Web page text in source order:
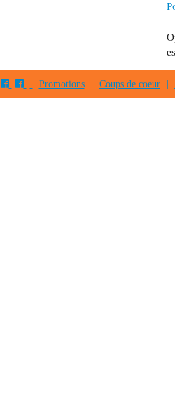
Promotions | Coups de coeur |